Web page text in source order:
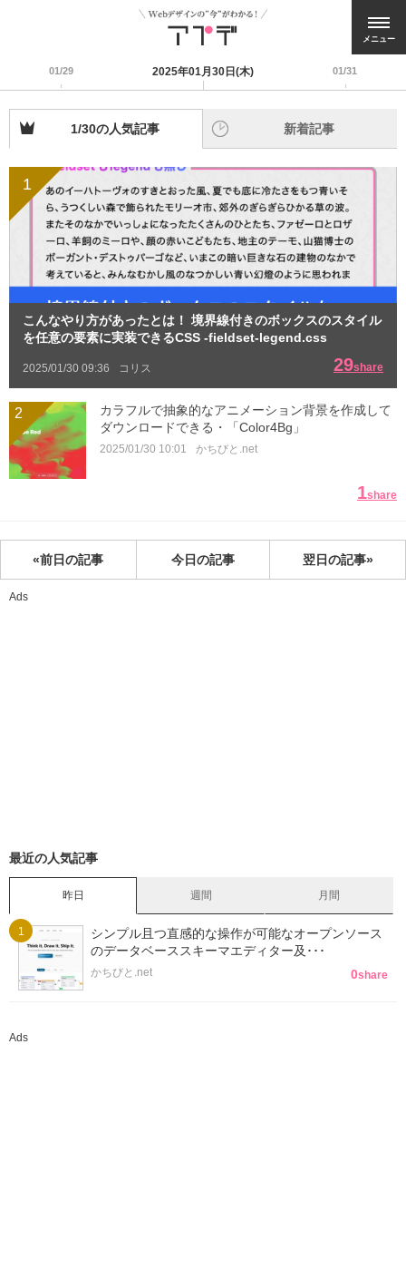
01/29 2025年01月30日(木) 01/31
メニュー
1/30の人気記事 新着記事
こんなやり方があったとは！ 境界線付きのボックスのスタイル
を任意の要素に実装できるCSS -fieldset-legend.css
2025/01/30 09:36 コリス 29share
1
カラフルで抽象的なアニメーション背景を作成して
ダウンロードできる・「Color4Bg」
2025/01/30 10:01 かちびと.net
1share
2
«前日の記事 翌日の記事»
今日の記事
Ads
最近の人気記事
昨日 週間 月間
シンプル且つ直感的な操作が可能なオープンソース
のデータベーススキーマエディター及･･･
かちびと.net 0share
Ads